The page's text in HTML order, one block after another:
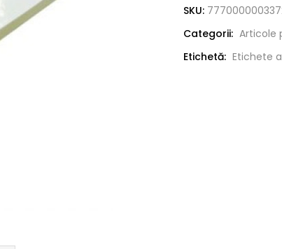
ALB
SKU:
Categorii: Articole
Etichetă: Etichete